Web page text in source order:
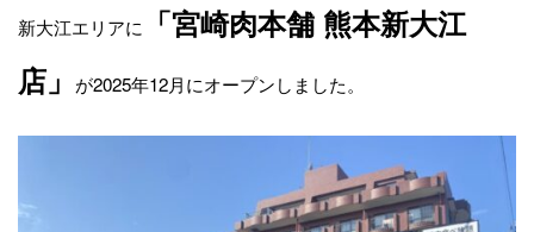
新大江エリアに
「宮崎肉本舗 熊本新大江
店」
が2025年12月にオープンしました。